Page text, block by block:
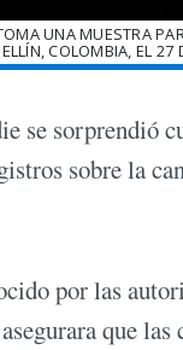
UNA MUESTRA
COLOMBIA, EL
se sorprendió
sobre la
por las
que